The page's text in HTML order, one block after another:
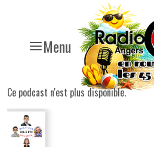
Menu
Ce podcast n'est plus disponible.